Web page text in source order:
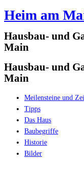
Zum
springen
Heim am
Hausbau- und
Main
Hausbau- und
Main
Meilensteine und
Tipps
Das Haus
Baubegriffe
Historie
Bilder